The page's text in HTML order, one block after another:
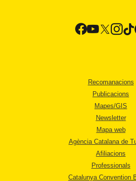
Recomanacions
Publicacions
Mapes/GIS
Newsletter
Mapa web
Agència Catalana de
Afiliacions
Professionals
Catalunya Convention